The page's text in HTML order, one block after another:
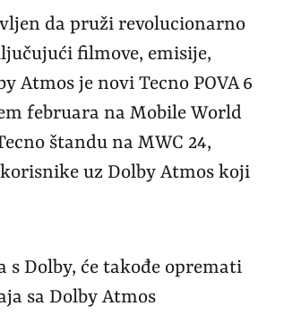
da pruži revolucionarno
filmove, emisije,
Atmos je novi Tecno POVA 6
februara na Mobile World
štandu na MWC 24,
uz Dolby Atmos koji
s Dolby, će takođe opremati
sa Dolby Atmos